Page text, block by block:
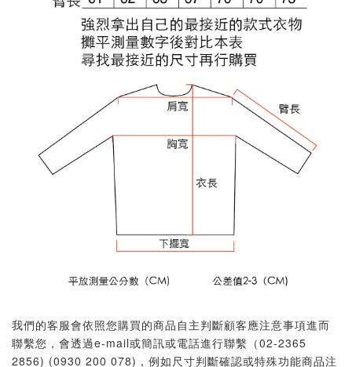
我們的客服會依照您購買的商品自主判斷顧客應注意事項進而
聯繫您，會透過e-mail或簡訊或電話進行聯繫（02-2365
2856) (0930 200 078)，例如尺寸判斷確認或特殊功能商品注